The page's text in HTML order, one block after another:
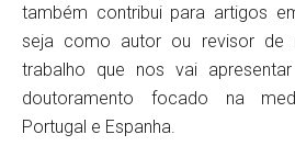
também contribui para artigos
seja como autor ou revisor de
trabalho que nos vai
doutoramento focado na
Portugal e Espanha.